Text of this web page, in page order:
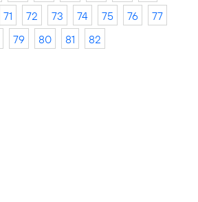
71 72 73 74 75 76
77
79 80 81 82